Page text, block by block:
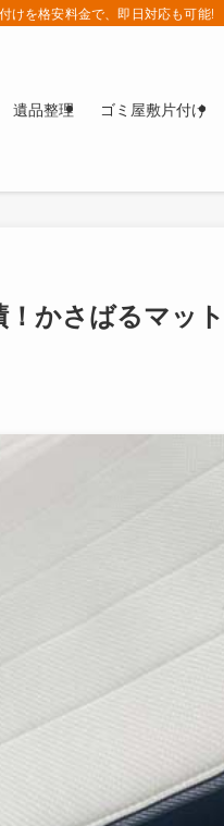
けを格安料金で、即日対応も可能!!
遺品整理 ゴミ屋敷片付け
！かさばるマッ